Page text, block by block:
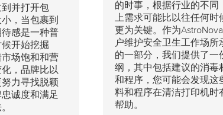
并打开包
，当包裹到
感是一种普
开始挖掘
场饱和和营
，品牌比以
力寻找脱颖
诚度和满足
的时事，根据行业的不同
上需求可能比以往任何时
更为关键。作为
户维护安全卫生工作场所
的一部分，我们提供了一
纲，其中包括建议的消毒
和程序，您可能会发现这
料和程序在清洁打印机时
帮助。